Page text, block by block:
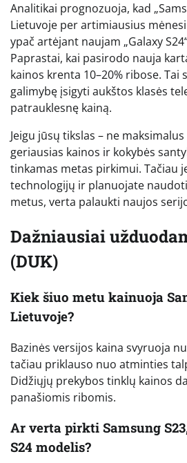
Analitikai prognozuoja, kad
Lietuvoje per artimiausius
ypač artėjant naujam „Galaxy
Paprastai, kai pasirodo nauja
kainos krenta 10–20% ribose. Tai
galimybę įsigyti aukštos klasės
patrauklesnę kainą.
Jeigu jūsų tikslas – ne
geriausias kainos ir kokybės
tinkamas metas pirkimui. Tačiau
technologijų ir planuojate
metus, verta palaukti naujos
Dažniausiai
(DUK)
Kiek šiuo metu kainuoja
Lietuvoje?
Bazinės versijos kaina svyruoja
tačiau priklauso nuo atminties
Didžiųjų prekybos tinklų kainos
panašiomis ribomis.
Ar verta pirkti Samsung
S24 modelis?